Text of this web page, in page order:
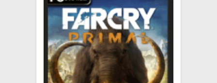
PRODEJNY